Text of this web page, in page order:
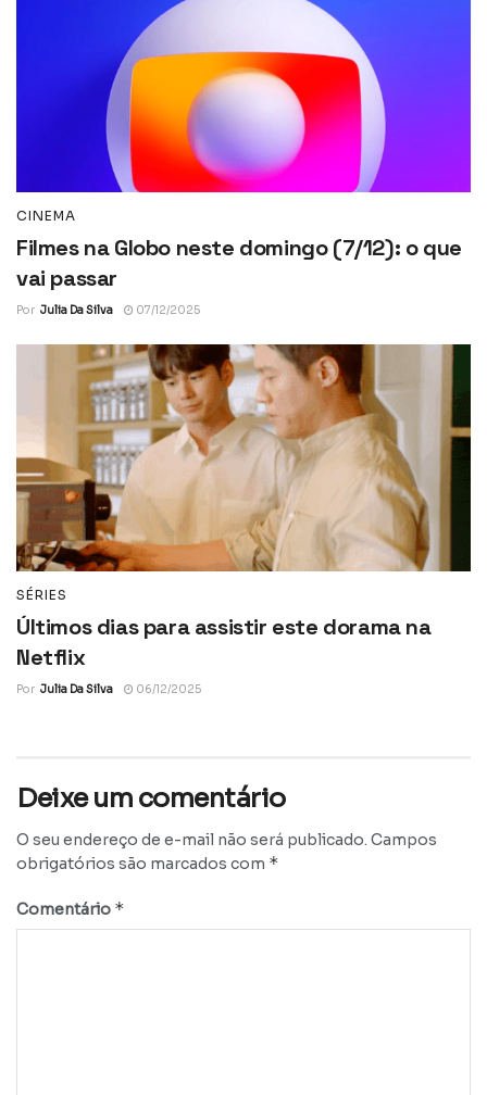
CINEMA
Filmes na Globo neste domingo (7/12): o que
vai passar
Por Julia Da Silva 07/12/2025
SÉRIES
Últimos dias para assistir este dorama na
Netflix
Por Julia Da Silva 06/12/2025
Deixe um comentário
O seu endereço de e-mail não será publicado. Campos
obrigatórios são marcados com *
Comentário *